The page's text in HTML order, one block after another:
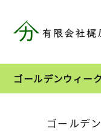
ゴールデンウィー
ゴールデ